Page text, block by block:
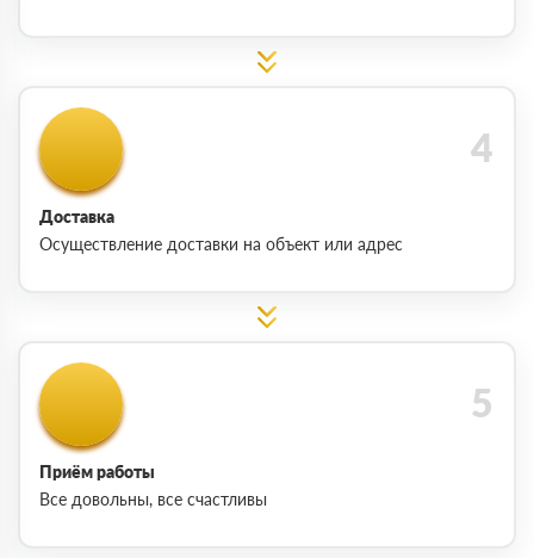
Доставка
Осуществление доставки на объект или адрес
Приём работы
Все довольны, все счастливы